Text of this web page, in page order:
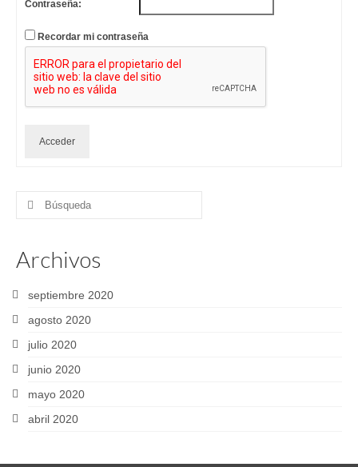
Contraseña:
Recordar mi contraseña
Acceder
Buscar
Archivos
septiembre 2020
agosto 2020
julio 2020
junio 2020
mayo 2020
abril 2020